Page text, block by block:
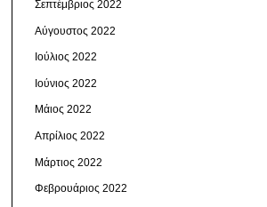
Σεπτέμβριος 2022
Αύγουστος 2022
Ιούλιος 2022
Ιούνιος 2022
Μάιος 2022
Απρίλιος 2022
Μάρτιος 2022
Φεβρουάριος 2022